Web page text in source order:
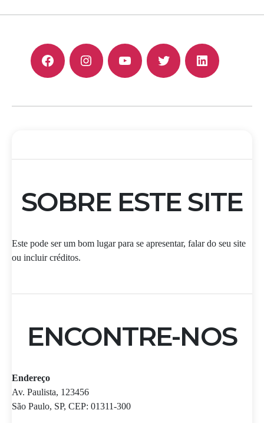
F I Y T L
SOBRE ESTE SITE
Este pode ser um bom lugar para se apresentar, falar do seu site
ou incluir créditos.
ENCONTRE-NOS
Endereço
Av. Paulista, 123456
São Paulo, SP, CEP: 01311-300